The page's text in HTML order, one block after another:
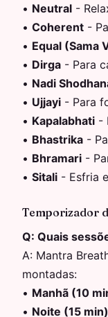
• Neutral -
• Coherent -
• Equal (Sama
• Dirga - Para
• Nadi
• Ujjayi - Para
• Kapalabhati -
• Bhastrika -
• Bhramari -
• Sitali - Esfria
Temporizador
Q: Quais
A: Mantra
montadas:
• Manhã (10
• Noite (15 min)